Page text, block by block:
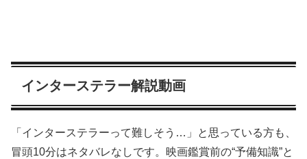
インターステラー解説動画
「インターステラーって難しそう…」と思っている方も、
冒頭10分はネタバレなしです。映画鑑賞前の“予備知識”と